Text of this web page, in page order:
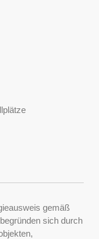
gemäß
sich durch